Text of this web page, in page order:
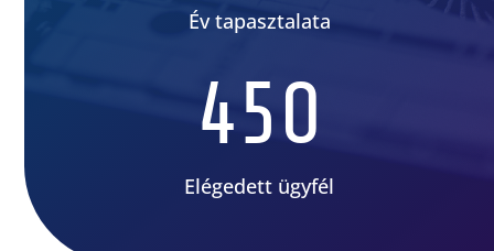
Év tapasztalata
450
Elégedett ügyfél